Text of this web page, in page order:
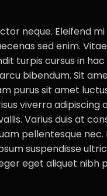
neque. Eleifend mi
sed enim.
turpis cursus in
bibendum. Sit
purus sit amet
viverra adipiscing
Varius duis at
pellentesque nec.
suspendisse
eget aliquet nibh